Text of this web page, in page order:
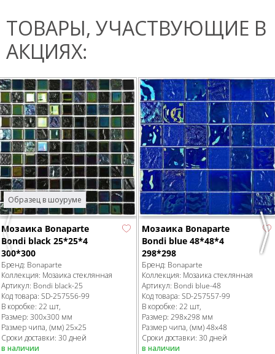
ТОВАРЫ, УЧАСТВУЮЩИЕ В
АКЦИЯХ:
Previous
Образец в шоуруме
Мозаика Bonaparte
Bondi black 25*25*4
300*300
Бренд: Bonaparte
Коллекция: Мозаика стеклянная
Артикул: Bondi black-25
Код товара: SD-257556-99
В коробке: 22 шт,
Размер: 300x300 мм
Размер чипа, (мм)25x25
Сроки доставки: 30 дней
в наличии
Мозаика Bonaparte
Bondi blue 48*48*4
298*298
Бренд: Bonaparte
Коллекция: Мозаика стеклянная
Артикул: Bondi blue-48
Код товара: SD-257557-99
В коробке: 22 шт,
Размер: 298x298 мм
Размер чипа, (мм)48x48
Сроки доставки: 30 дней
в наличии